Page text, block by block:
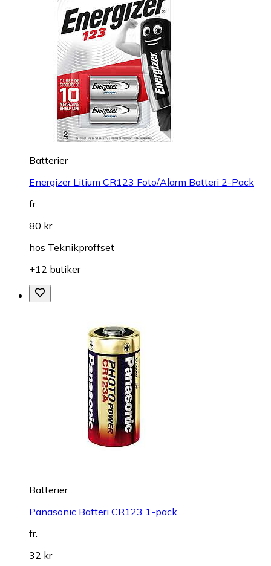
Batterier
Energizer Litium CR123 Foto/Alarm Batteri 2-Pack
fr.
80 kr
hos Teknikproffset
+12 butiker
Batterier
Panasonic Batteri CR123 1-pack
fr.
32 kr